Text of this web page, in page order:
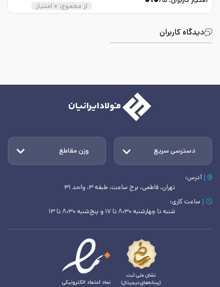
دیدگاه کاربران
از مجموع: ۰ امتیاز
دسترسی سریع وزن مقاطع
آدرس:
تهران، فاطمی، برج ساعت، طبقه ۳، واحد ۳۱
ساعت کاری:
شنبه تا چهارشنبه ۸:۳۰ تا ۱۷ و پنج‌شنبه ۸:۳۰ تا ۱۳